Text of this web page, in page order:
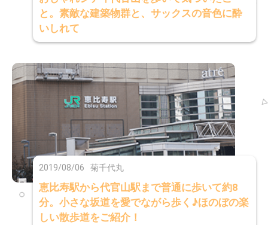
と。素敵な建築物群と、サックスの音色に酔
いしれて
2019/08/06 菊千代丸
恵比寿駅から代官山駅まで普通に歩いて約8
分。小さな坂道を愛でながら歩く♪ほのぼの楽
しい散歩道をご紹介！